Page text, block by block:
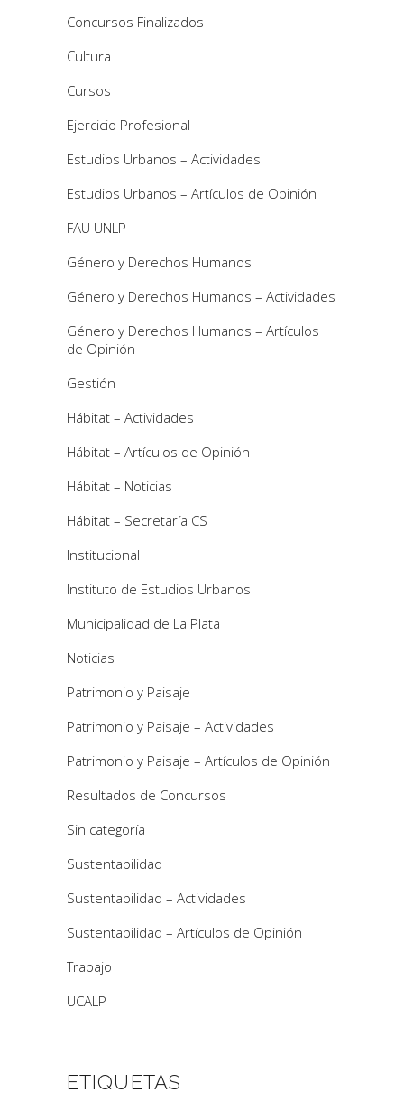
Concursos Finalizados
Cultura
Cursos
Ejercicio Profesional
Estudios Urbanos – Actividades
Estudios Urbanos – Artículos de Opinión
FAU UNLP
Género y Derechos Humanos
Género y Derechos Humanos – Actividades
Género y Derechos Humanos – Artículos
de Opinión
Gestión
Hábitat – Actividades
Hábitat – Artículos de Opinión
Hábitat – Noticias
Hábitat – Secretaría CS
Institucional
Instituto de Estudios Urbanos
Municipalidad de La Plata
Noticias
Patrimonio y Paisaje
Patrimonio y Paisaje – Actividades
Patrimonio y Paisaje – Artículos de Opinión
Resultados de Concursos
Sin categoría
Sustentabilidad
Sustentabilidad – Actividades
Sustentabilidad – Artículos de Opinión
Trabajo
UCALP
ETIQUETAS